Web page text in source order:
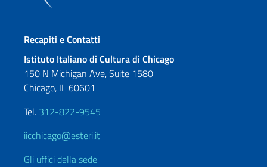
Sezione footer
Recapiti e Contatti
Istituto Italiano di Cultura di Chicago
150 N Michigan Ave, Suite 1580
Chicago, IL 60601
Tel. 312-822-9545
iicchicago@esteri.it
Gli uffici della sede